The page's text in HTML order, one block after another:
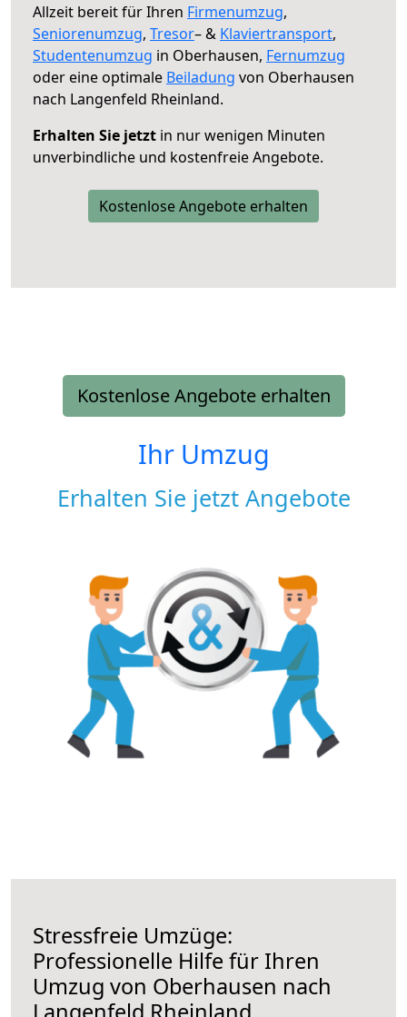
Allzeit bereit für Ihren Firmenumzug,
Seniorenumzug, Tresor– & Klaviertransport,
Studentenumzug in Oberhausen, Fernumzug
oder eine optimale Beiladung von Oberhausen
nach Langenfeld Rheinland.
Erhalten Sie jetzt in nur wenigen Minuten
unverbindliche und kostenfreie Angebote.
Kostenlose Angebote erhalten
Kostenlose Angebote erhalten
Ihr Umzug
Erhalten Sie jetzt Angebote
Stressfreie Umzüge:
Professionelle Hilfe für Ihren
Umzug von Oberhausen nach